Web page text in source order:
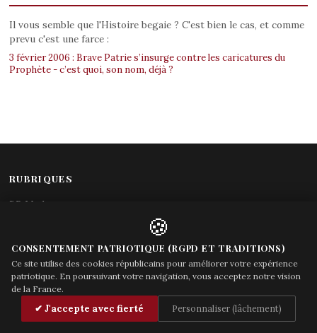
Il vous semble que l'Histoire begaie ? C'est bien le cas, et comme
prevu c'est une farce :
3 février 2006 : Brave Patrie s’insurge contre les caricatures du
Prophète - c’est quoi, son nom, déjà ?
RUBRIQUES
BP Madame
Economie
Editorial
DECOUVRIR
Justice
🍪
CONSENTEMENT PATRIOTIQUE (RGPD ET TRADITIONS)
Ce site utilise des cookies républicains pour améliorer votre expérience
patriotique. En poursuivant votre navigation, vous acceptez notre vision
de la France.
✔ J'accepte avec fierté Personnaliser (lâchement)